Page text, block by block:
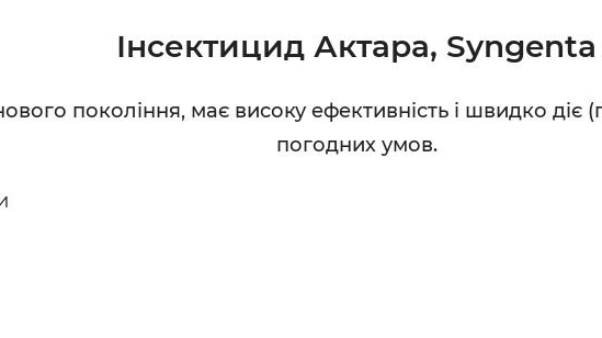
Інсектицид Актара, Syngenta
покоління, має високу ефективність і швидко діє
погодних умов.